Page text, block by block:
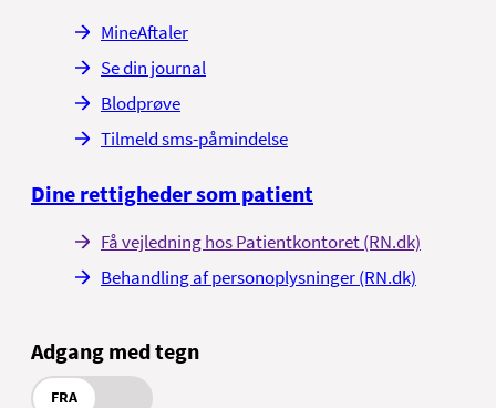
MineAftaler
Se din journal
Blodprøve
Tilmeld sms-påmindelse
Dine rettigheder som patient
Få vejledning hos Patientkontoret (RN.dk)
Behandling af personoplysninger (RN.dk)
Adgang med tegn
FRA